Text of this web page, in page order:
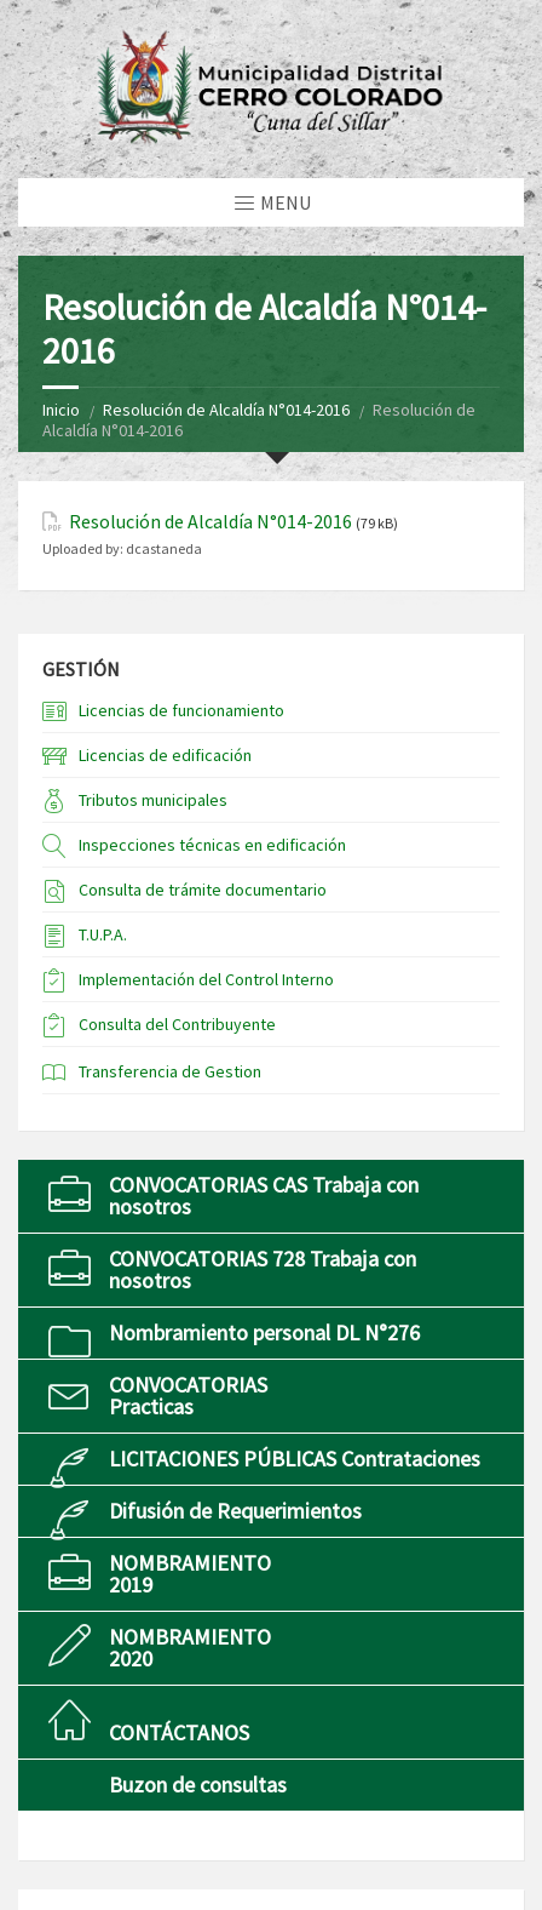
MENU
Resolución de Alcaldía N°014-
2016
Inicio Resolución de Alcaldía N°014-2016
Resolución de
Alcaldía N°014-2016
Resolución de Alcaldía N°014-2016 (79 kB)
Uploaded by: dcastaneda
GESTIÓN
Licencias de funcionamiento
Licencias de edificación
Tributos municipales
Inspecciones técnicas en edificación
Consulta de trámite documentario
T.U.P.A.
Implementación del Control Interno
Consulta del Contribuyente
Transferencia de Gestion
CONVOCATORIAS CAS Trabaja con
nosotros
CONVOCATORIAS 728 Trabaja con
nosotros
Nombramiento personal DL N°276
CONVOCATORIAS
Practicas
LICITACIONES PÚBLICAS Contrataciones
Difusión de Requerimientos
NOMBRAMIENTO
2019
NOMBRAMIENTO
2020
CONTÁCTANOS
Buzon de consultas